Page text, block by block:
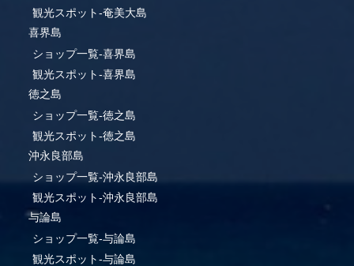
観光スポット-奄美大島
喜界島
ショップ一覧-喜界島
観光スポット-喜界島
徳之島
ショップ一覧-徳之島
観光スポット-徳之島
沖永良部島
ショップ一覧-沖永良部島
観光スポット-沖永良部島
与論島
ショップ一覧-与論島
観光スポット-与論島